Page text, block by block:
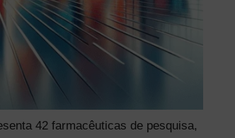
42 farmacêuticas de pesquisa,